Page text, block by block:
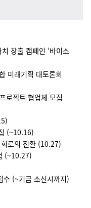
창출 캠페인 ‘바이소
미래기획 대토론회
로젝트 협업체 모집
(~10.16)
로의 전환 (10.27)
(~10.27)
수 (~기금 소신시까지)